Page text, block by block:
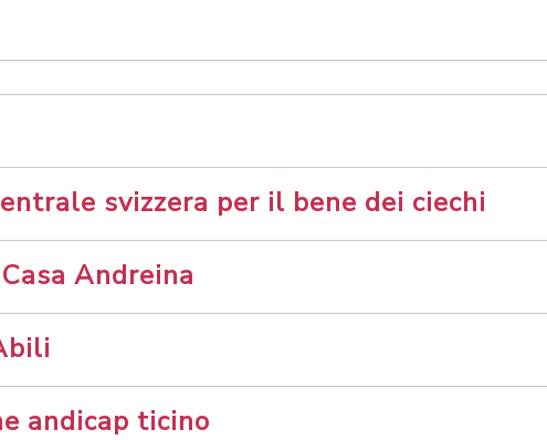
svizzera per il bene dei ciechi
Andreina
andicap ticino